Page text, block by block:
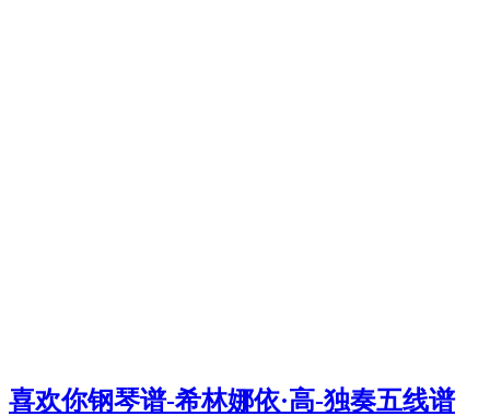
喜欢你钢琴谱-希林娜依·高-独奏五线谱